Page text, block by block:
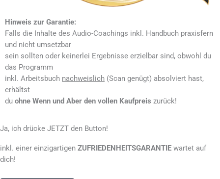
Hinweis zur Garantie:
Falls die Inhalte des Audio-Coachings inkl. Handbuch praxisfern
und nicht umsetzbar
sein sollten oder keinerlei Ergebnisse erzielbar sind, obwohl du
das Programm
inkl. Arbeitsbuch nachweislich (Scan genügt) absolviert hast,
erhältst
du ohne Wenn und Aber den vollen Kaufpreis zurück!
Ja, ich drücke JETZT den Button!
inkl. einer einzigartigen ZUFRIEDENHEITSGARANTIE wartet auf
dich!